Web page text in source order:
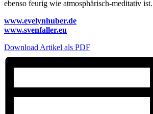
ebenso feurig wie atmosphärisch-meditativ ist.
www.evelynhuber.de
www.svenfaller.eu
Download Artikel als PDF